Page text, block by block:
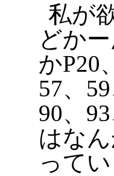
私が
どか
かP20
57、
90、
はな
って